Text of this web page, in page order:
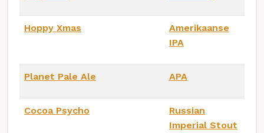
Hoppy Xmas
Amerikaanse
IPA
Planet Pale Ale APA
Cocoa Psycho
Russian
Imperial Stout